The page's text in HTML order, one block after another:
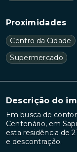
Proximidades
Centro da Cidade
Supermercado
Descrição do
Em busca de
Centenário, em
esta residência de
e descontração.